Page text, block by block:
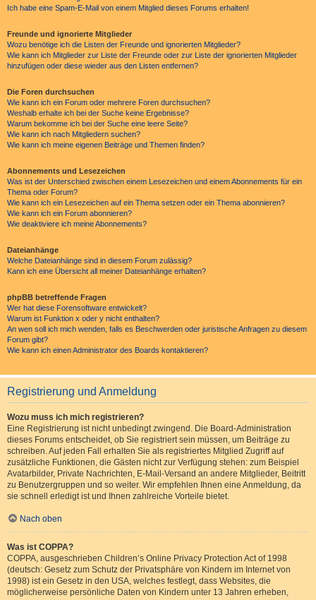
Ich habe eine Spam-E-Mail von einem Mitglied dieses Forums erhalten!
Freunde und ignorierte Mitglieder
Wozu benötige ich die Listen der Freunde und ignorierten Mitglieder?
Wie kann ich Mitglieder zur Liste der Freunde oder zur Liste der ignorierten Mitglieder
hinzufügen oder diese wieder aus den Listen entfernen?
Die Foren durchsuchen
Wie kann ich ein Forum oder mehrere Foren durchsuchen?
Weshalb erhalte ich bei der Suche keine Ergebnisse?
Warum bekomme ich bei der Suche eine leere Seite?
Wie kann ich nach Mitgliedern suchen?
Wie kann ich meine eigenen Beiträge und Themen finden?
Abonnements und Lesezeichen
Was ist der Unterschied zwischen einem Lesezeichen und einem Abonnements für ein
Thema oder Forum?
Wie kann ich ein Lesezeichen auf ein Thema setzen oder ein Thema abonnieren?
Wie kann ich ein Forum abonnieren?
Wie deaktiviere ich meine Abonnements?
Dateianhänge
Welche Dateianhänge sind in diesem Forum zulässig?
Kann ich eine Übersicht all meiner Dateianhänge erhalten?
phpBB betreffende Fragen
Wer hat diese Forensoftware entwickelt?
Warum ist Funktion x oder y nicht enthalten?
An wen soll ich mich wenden, falls es Beschwerden oder juristische Anfragen zu diesem
Forum gibt?
Wie kann ich einen Administrator des Boards kontaktieren?
Registrierung und Anmeldung
Wozu muss ich mich registrieren?
Eine Registrierung ist nicht unbedingt zwingend. Die Board-Administration
dieses Forums entscheidet, ob Sie registriert sein müssen, um Beiträge zu
schreiben. Auf jeden Fall erhalten Sie als registriertes Mitglied Zugriff auf
zusätzliche Funktionen, die Gästen nicht zur Verfügung stehen: zum Beispiel
Avatarbilder, Private Nachrichten, E-Mail-Versand an andere Mitglieder, Beitritt
zu Benutzergruppen und so weiter. Wir empfehlen Ihnen eine Anmeldung, da
sie schnell erledigt ist und Ihnen zahlreiche Vorteile bietet.
Nach oben
Was ist COPPA?
COPPA, ausgeschrieben Children’s Online Privacy Protection Act of 1998
(deutsch: Gesetz zum Schutz der Privatsphäre von Kindern im Internet von
1998) ist ein Gesetz in den USA, welches festlegt, dass Websites, die
möglicherweise persönliche Daten von Kindern unter 13 Jahren erheben,